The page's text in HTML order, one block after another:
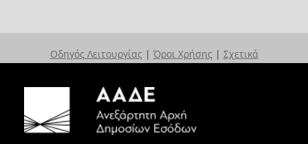
Οδηγός Λειτουργίας | Όροι Χρήσης | Σχετικά